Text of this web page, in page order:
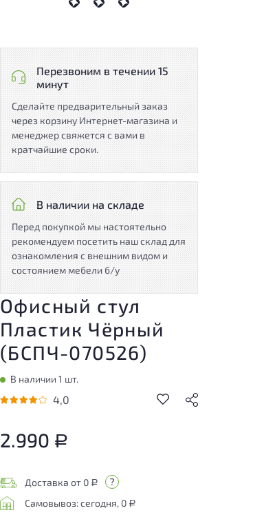
Перезвоним в течении 15
минут
Сделайте предварительный заказ
через корзину Интернет-магазина и
менеджер свяжется с вами в
кратчайшие сроки.
В наличии на складе
Перед покупкой мы настоятельно
рекомендуем посетить наш склад для
ознакомления с внешним видом и
состоянием мебели б/у
Офисный стул
Пластик Чёрный
(БСПЧ-070526)
В наличии 1 шт.
4,0
2.990 Р
Доставка от 0 Р
Самовывоз: сегодня, 0 Р